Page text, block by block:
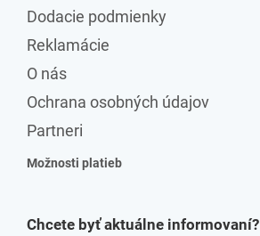
Dodacie podmienky
Reklamácie
O nás
Ochrana osobných údajov
Partneri
Možnosti platieb
Chcete byť aktuálne informovaní?